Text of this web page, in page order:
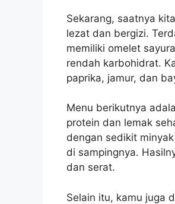
Sekarang, saatnya
lezat dan bergizi.
memiliki omelet
rendah karbohidrat.
paprika, jamur, dan
Menu berikutnya
protein dan lemak
dengan sedikit
di sampingnya.
dan serat.
Selain itu, kamu juga